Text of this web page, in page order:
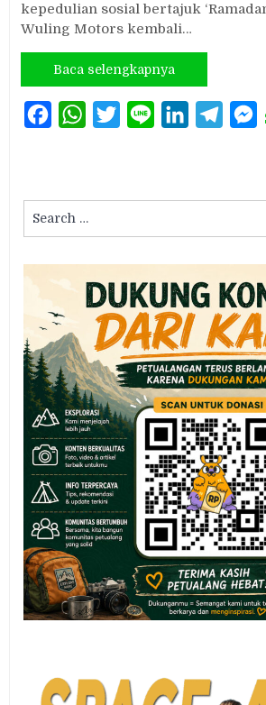
kepedulian sosial bertajuk ‘Ramadan
Wuling Motors kembali…
Baca selengkapnya
FacebookWhatsAppTwitterLine LinkedIn
for: